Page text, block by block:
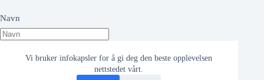
Vi bruker infokapsler for å gi deg den beste opplevelsen
nettstedet vårt.
Navn